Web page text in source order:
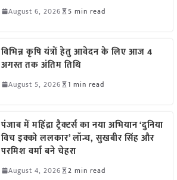
August 6, 2026 5 min read
विभिन्न कृषि यंत्रों हेतु आवेदन के लिए आज 4
अगस्त तक अंतिम तिथि
August 5, 2026 1 min read
पंजाब में महिंद्रा ट्रैक्टर्स का नया अभियान ‘दुनिया
विच इक्को ललकार’ लॉन्च, सुखबीर सिंह और
परमिश वर्मा बने चेहरा
August 4, 2026 2 min read